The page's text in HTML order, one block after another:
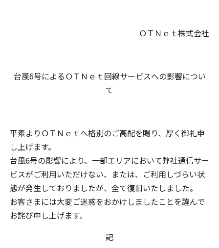
ＯＴＮｅｔ株式会社
台風6号によるＯＴＮｅｔ回線サービスへの影響につい
て
平素よりＯＴＮｅｔへ格別のご高配を賜り、厚く御礼申
し上げます。
台風6号の影響により、一部エリアにおいて弊社通信サー
ビスがご利用いただけない、または、ご利用しづらい状
態が発生しておりましたが、全て復旧いたしました。
お客さまには大変ご迷惑をおかけしましたことを謹んで
お詫び申し上げます。
記